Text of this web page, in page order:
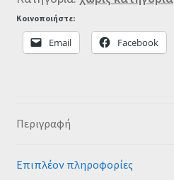
Κοινοποιήστε:
Email Facebook
Περιγραφή
Επιπλέον πληροφορίες